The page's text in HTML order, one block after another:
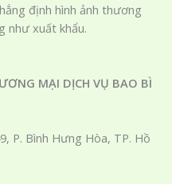
định hình ảnh thương
như xuất khẩu.
MẠI DỊCH VỤ BAO BÌ
P. Bình Hưng Hòa, TP. Hồ